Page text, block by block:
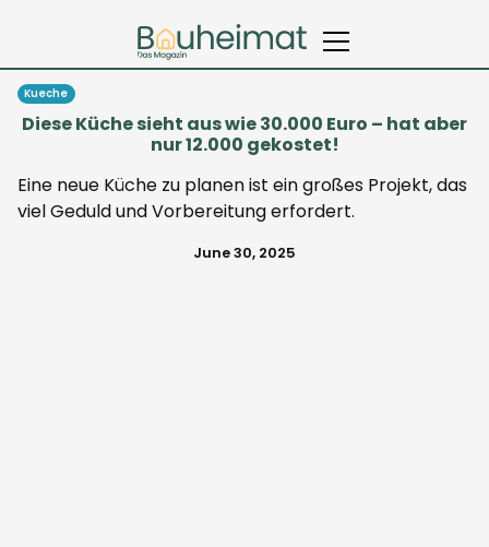
Kueche
Diese Küche sieht aus wie 30.000 Euro – hat aber
nur 12.000 gekostet!
Eine neue Küche zu planen ist ein großes Projekt, das
viel Geduld und Vorbereitung erfordert.
June 30, 2025